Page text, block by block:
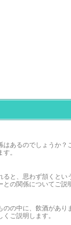
あるのでしょうか？
。
と、思わず頷くとい
の関係についてご説
のの中に、飲酒があり
ご説明します。